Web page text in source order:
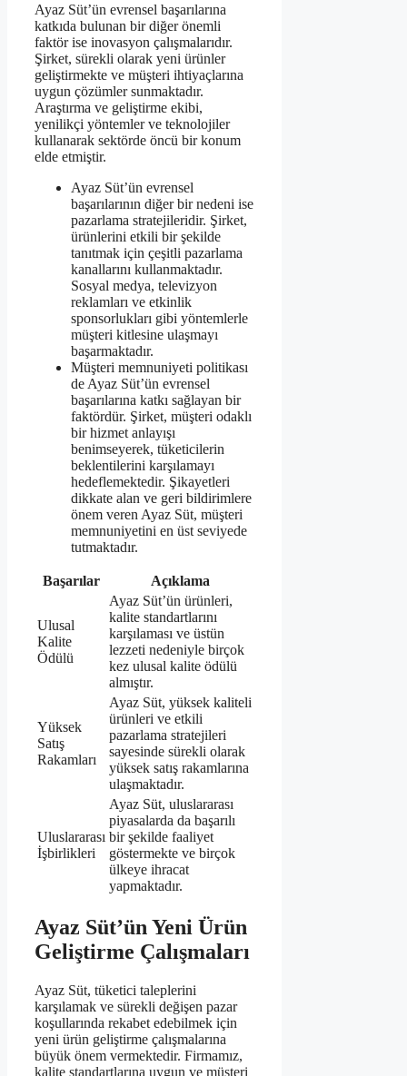
Ayaz Süt’ün evrensel başarılarına
katkıda bulunan bir diğer önemli
faktör ise inovasyon çalışmalarıdır.
Şirket, sürekli olarak yeni ürünler
geliştirmekte ve müşteri ihtiyaçlarına
uygun çözümler sunmaktadır.
Araştırma ve geliştirme ekibi,
yenilikçi yöntemler ve teknolojiler
kullanarak sektörde öncü bir konum
elde etmiştir.
Ayaz Süt’ün evrensel
başarılarının diğer bir nedeni ise
pazarlama stratejileridir. Şirket,
ürünlerini etkili bir şekilde
tanıtmak için çeşitli pazarlama
kanallarını kullanmaktadır.
Sosyal medya, televizyon
reklamları ve etkinlik
sponsorlukları gibi yöntemlerle
müşteri kitlesine ulaşmayı
başarmaktadır.
Müşteri memnuniyeti politikası
de Ayaz Süt’ün evrensel
başarılarına katkı sağlayan bir
faktördür. Şirket, müşteri odaklı
bir hizmet anlayışı
benimseyerek, tüketicilerin
beklentilerini karşılamayı
hedeflemektedir. Şikayetleri
dikkate alan ve geri bildirimlere
önem veren Ayaz Süt, müşteri
memnuniyetini en üst seviyede
tutmaktadır.
Başarılar Açıklama
Ulusal
Kalite
Ödülü
Ayaz Süt’ün ürünleri,
kalite standartlarını
karşılaması ve üstün
lezzeti nedeniyle birçok
kez ulusal kalite ödülü
almıştır.
Yüksek
Satış
Rakamları
Ayaz Süt, yüksek kaliteli
ürünleri ve etkili
pazarlama stratejileri
sayesinde sürekli olarak
yüksek satış rakamlarına
ulaşmaktadır.
Uluslararası
İşbirlikleri
Ayaz Süt, uluslararası
piyasalarda da başarılı
bir şekilde faaliyet
göstermekte ve birçok
ülkeye ihracat
yapmaktadır.
Ayaz Süt’ün Yeni Ürün
Geliştirme Çalışmaları
Ayaz Süt, tüketici taleplerini
karşılamak ve sürekli değişen pazar
koşullarında rekabet edebilmek için
yeni ürün geliştirme çalışmalarına
büyük önem vermektedir. Firmamız,
kalite standartlarına uygun ve müşteri